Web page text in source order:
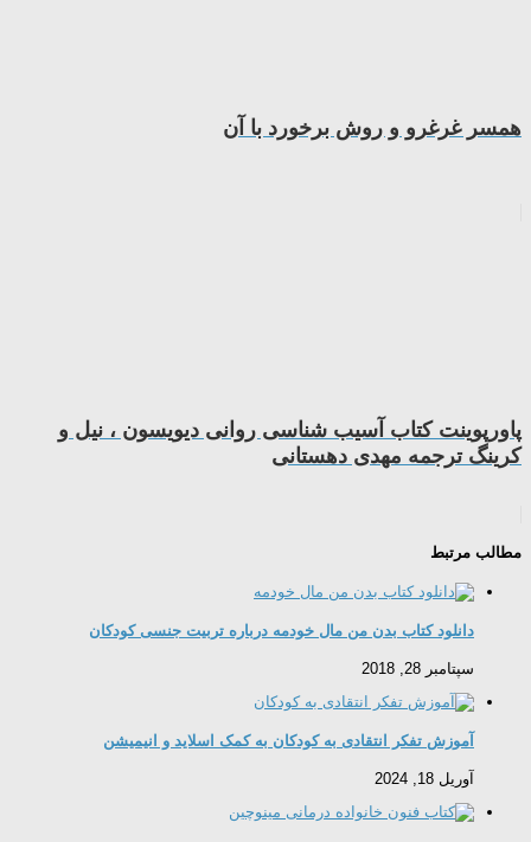
همسر غرغرو و روش برخورد با آن
پاورپوینت کتاب آسیب شناسی روانی ديويسون ، نيل و
كرينگ ترجمه مهدی دهستانی
مطالب مرتبط
دانلود کتاب بدن من مال خودمه درباره تربیت جنسی کودکان
سپتامبر 28, 2018
آموزش تفکر انتقادی به کودکان به کمک اسلاید و انیمیشن
آوریل 18, 2024